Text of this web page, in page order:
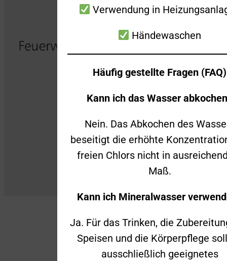
Verwendung in
Händewaschen
Häufig gestellte Fragen (FAQ)
Kann ich das Wasser
Nein. Das Abkochen des
beseitigt die erhöhte
freien Chlors nicht in
Maß.
Kann ich Mineralwasser
Ja. Für das Trinken, die
Speisen und die Körperpflege
ausschließlich geeignetes